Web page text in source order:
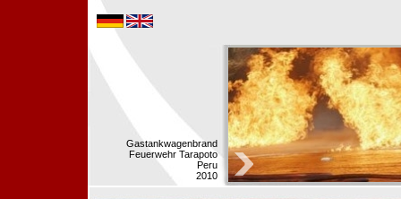
Gastankwagenbrand
Feuerwehr Tarapoto
Peru
2010